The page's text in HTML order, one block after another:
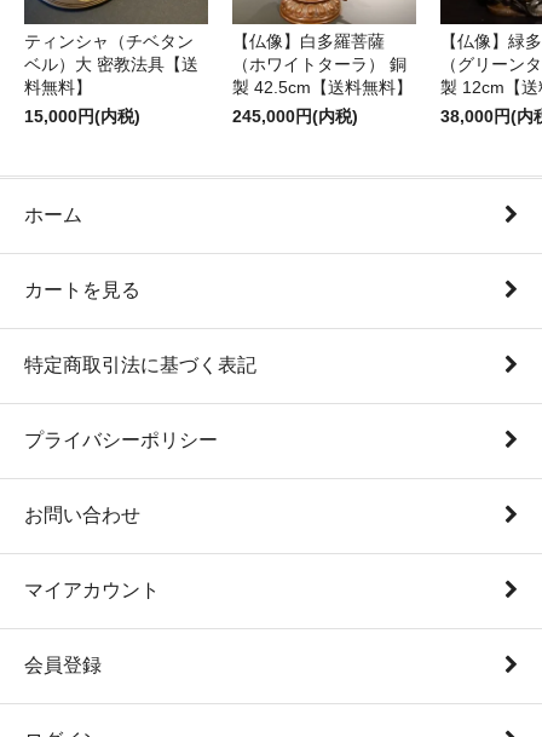
ティンシャ（チベタン
ベル）大 密教法具【送
料無料】
15,000円(内税)
【仏像】白多羅菩薩
（ホワイトターラ） 銅
製 42.5cm【送料無料】
245,000円(内税)
【仏像】緑
（グリーン
製 12cm【
38,000円(内
ホーム
カートを見る
特定商取引法に基づく表記
プライバシーポリシー
お問い合わせ
マイアカウント
会員登録